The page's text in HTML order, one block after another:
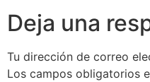
Deja una
Tu dirección de correo
Los campos obligatorios